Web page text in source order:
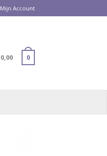
Mijn Account
0,00 0